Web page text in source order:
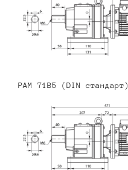
PAM 71B5 (DIN стандарт)